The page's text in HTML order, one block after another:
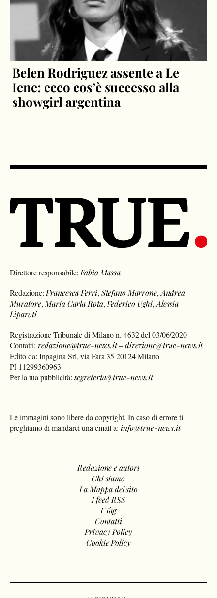
Belen Rodriguez assente a Le
Iene: ecco cos’è successo alla
showgirl argentina
Direttore responsabile:Fabio Massa
Redazione:Francesca Ferri,Stefano Marrone,Andrea
Muratore,Maria Carla Rota,Federico Ughi,Alessia
Liparoti
Registrazione Tribunale di Milano n. 4632 del 03/06/2020
Contatti:redazione@true-news.it–direzione@true-news.it
Edito da: Inpagina Srl, via Fara 35 20124 Milano
PI 11299360963
Per la tua pubblicità:segreteria@true-news.it
Le immagini sono libere da copyright. In caso di errore ti
preghiamo di mandarci una email a: info@true-news.it
Redazione e autori
Chi siamo
La Mappa del sito
I feed RSS
I Tag
Contatti
Privacy Policy
Cookie Policy